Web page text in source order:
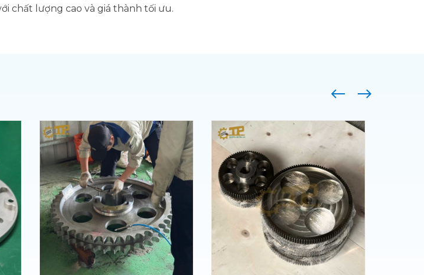
chất lượng cao và giá thành tối ưu.